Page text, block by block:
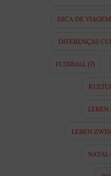
DICA DE VIAGEM
DIFERENÇAS
FUSSBALL (7)
LEBEN
NATAL